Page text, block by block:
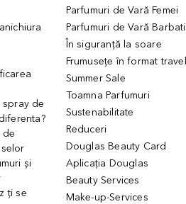
spray de
de
și
ți se
Parfumuri de Vară Femei
Parfumuri de Vară Barbati
În siguranță la soare
Frumusețe în format travel
Summer Sale
Toamna Parfumuri
Sustenabilitate
Reduceri
Douglas Beauty Card
Aplicația Douglas
Beauty Services
Make-up-Services